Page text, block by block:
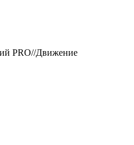
PRO//Движение